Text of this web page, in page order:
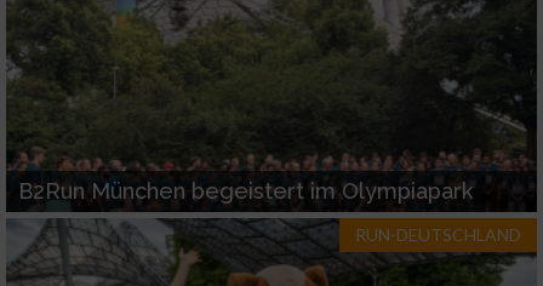
B2Run München begeistert im Olympiapark
RUN-DEUTSCHLAND